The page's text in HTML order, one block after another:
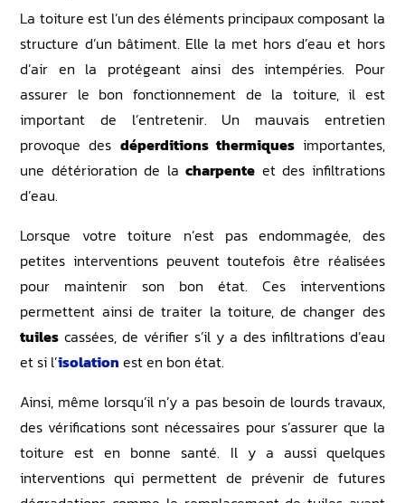
La toiture est l’un des éléments principaux composant la
structure d’un bâtiment. Elle la met hors d’eau et hors
d’air en la protégeant ainsi des intempéries. Pour
assurer le bon fonctionnement de la toiture, il est
important de l’entretenir. Un mauvais entretien
provoque des déperditions thermiquesimportantes,
une détérioration de lacharpente et des infiltrations
d’eau.
Lorsque votre toiture n’est pas endommagée, des
petites interventions peuvent toutefois être réalisées
pour maintenir son bon état. Ces interventions
permettent ainsi de traiter la toiture, de changer des
tuiles cassées, de vérifier s’il y a des infiltrations d’eau
et si l’isolation est en bon état.
Ainsi, même lorsqu’il n’y a pas besoin de lourds travaux,
des vérifications sont nécessaires pour s’assurer que la
toiture est en bonne santé. Il y a aussi quelques
interventions qui permettent de prévenir de futures